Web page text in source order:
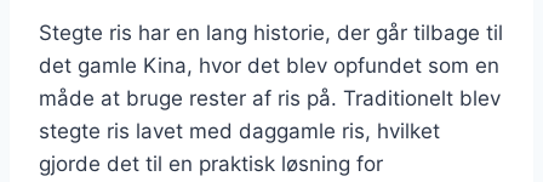
Stegte ris har en lang historie, der går tilbage til
det gamle Kina, hvor det blev opfundet som en
måde at bruge rester af ris på. Traditionelt blev
stegte ris lavet med daggamle ris, hvilket
gjorde det til en praktisk løsning for